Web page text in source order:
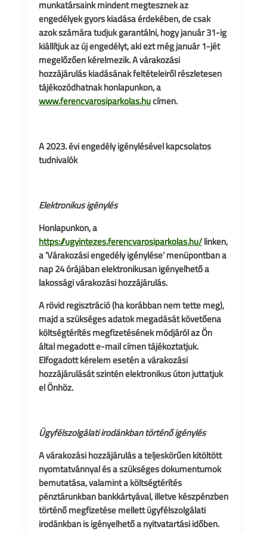
munkatársaink mindent megtesznek az
engedélyek gyors kiadása érdekében, de csak
azok számára tudjuk garantálni, hogy január 31-ig
kiállítjuk az új engedélyt, aki ezt még január 1-jét
megelőzően kérelmezik. A várakozási
hozzájárulás kiadásának feltételeiről részletesen
tájékozódhatnak honlapunkon, a
www.ferencvarosiparkolas.hucímen.
A 2023. évi engedély igénylésével kapcsolatos
tudnivalók
Elektronikus igénylés
Honlapunkon, a
https://ugyintezes.ferencvarosiparkolas.hu/linken,
a ’Várakozási engedély igénylése’ menüpontban a
nap 24 órájában elektronikusan igényelhető a
lakossági várakozási hozzájárulás.
A rövid regisztráció (ha korábban nem tette meg),
majd a szükséges adatok megadását követőena
költségtérítés megfizetésének módjáról az Ön
által megadott e-mail címen tájékoztatjuk.
Elfogadott kérelem esetén a várakozási
hozzájárulását szintén elektronikus úton juttatjuk
el Önhöz.
Ügyfélszolgálati irodánkban történő igénylés
A várakozási hozzájárulás a teljeskörűen kitöltött
nyomtatvánnyal és a szükséges dokumentumok
bemutatása, valamint a költségtérítés
pénztárunkban bankkártyával, illetve készpénzben
történő megfizetése mellett ügyfélszolgálati
irodánkban is igényelhető a nyitvatartási időben.